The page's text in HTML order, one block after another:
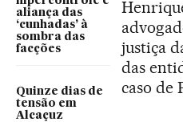
aliança das
‘cunhadas’ à
sombra das
facções
Quinze dias de
tensão em
Alcaçuz
justiça
das
caso de